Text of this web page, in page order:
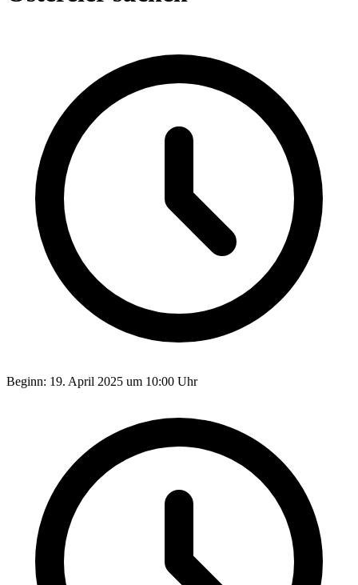
Beginn: 19. April 2025 um 10:00 Uhr